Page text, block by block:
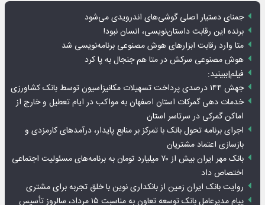
جمنای دستیار اصلی گوشی‌های اندرویدی می‌شود
برنده این رقابت داستان‌نویسی، انسان نبود!
متا وارد رقابت ابزارهای هوش مصنوعی برنامه‌نویسی شد
هوش مصنوعی سرکش در متا هم جنجال به پا کرد
فیلم|ببینید:
جهش ۱۴۴ درصدی پرداخت تسهیلات مکانیزاسیون توسط بانک کشاورزی
خدمات دهی گمرکات استان اصفهان به مواکب در ایام تعطیل و خارج از
اماکن گمرکی در سرتاسر استان
اجرای برنامه تحول بانک با تمرکز بر منابع پایدار، درآمدهای کارمزدی و
بازسازی اعتماد مشتریان
بانک مهر ایران بیش از ۷۰ میلیارد تومان به برنامه‌های مسئولیت اجتماعی
اختصاص داد
روایت بانک ایران زمین از بانکداری نوین با خلق تجربه برای مشتری
پیام مدیرعامل بانک توسعه تعاون به مناسبت ۱۵ مرداد، سالروز تأسیس